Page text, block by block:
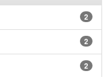
2
2
2